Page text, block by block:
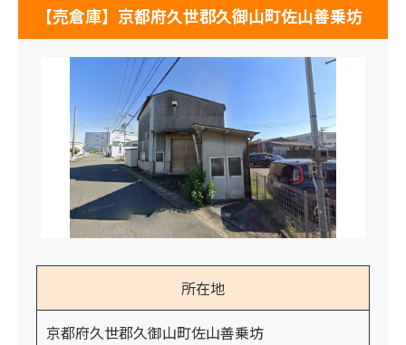
【売倉庫】京都府久世郡久御山町佐山善乗坊
所在地
京都府久世郡久御山町佐山善乗坊